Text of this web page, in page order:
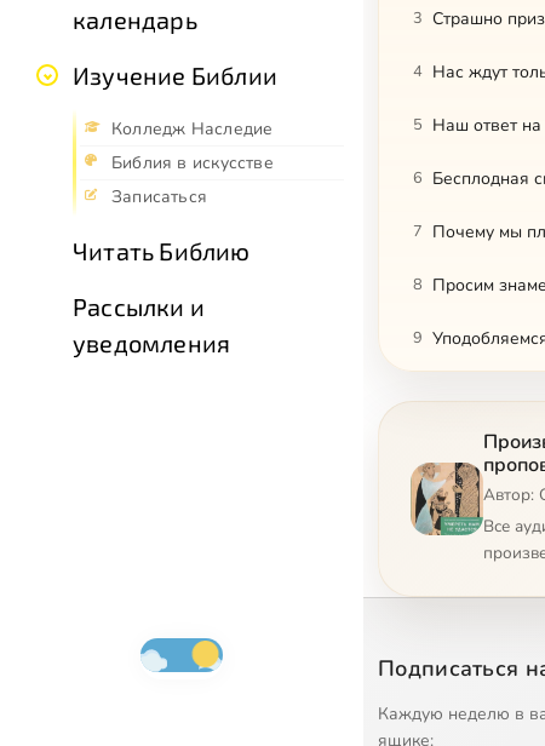
календарь
Изучение Библии
Колледж Наследие
Библия в искусстве
Записаться
Читать Библию
Рассылки и
уведомления
3 Страшно
4 Нас ждут
5 Наш ответ на
6 Бесплодная
7 Почему мы
8 Просим
9
Усопшие
12 Справа и
В аду
14 Споры на
16 Прими
Автор:
Все
Подписаться
Каждую неделю в
ящике: